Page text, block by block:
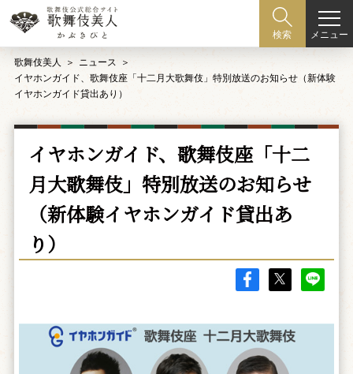
検索 メニュー
歌舞伎美人
ニュース
イヤホンガイド、歌舞伎座「十二月大歌舞伎」特別放送のお知らせ（新体験
イヤホンガイド貸出あり）
イヤホンガイド、歌舞伎座「十二
月大歌舞伎」特別放送のお知らせ
（新体験イヤホンガイド貸出あ
り）